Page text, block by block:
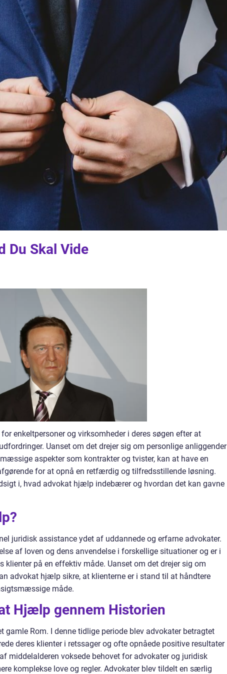
Du Skal Vide
enkeltpersoner og virksomheder i deres søgen efter at
Uanset om det drejer sig om personlige anliggender
aspekter som kontrakter og tvister, kan at have en
for at opnå en retfærdig og tilfredsstillende løsning.
i, hvad advokat hjælp indebærer og hvordan det kan gavne
juridisk assistance ydet af uddannede og erfarne advokater.
af loven og dens anvendelse i forskellige situationer og er i
klienter på en effektiv måde. Uanset om det drejer sig om
advokat hjælp sikre, at klienterne er i stand til at håndtere
måde.
Hjælp gennem Historien
Rom. I denne tidlige periode blev advokater betragtet
deres klienter i retssager og ofte opnåede positive resultater
middelalderen voksede behovet for advokater og juridisk
komplekse love og regler. Advokater blev tildelt en særlig